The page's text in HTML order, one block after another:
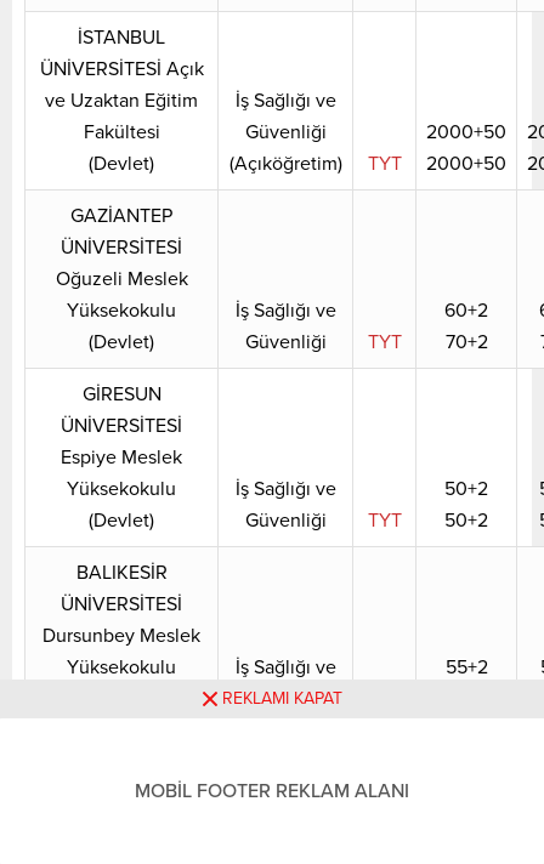
İSTANBUL
ÜNİVERSİTESİ Açık
ve Uzaktan Eğitim
Fakültesi
(Devlet)
İş Sağlığı ve
Güvenliği
(Açıköğretim)
TYT
2000+50
2000+50
GAZİANTEP
ÜNİVERSİTESİ
Oğuzeli Meslek
Yüksekokulu
(Devlet)
İş Sağlığı ve
Güvenliği
TYT
60+2
70+2
GİRESUN
ÜNİVERSİTESİ
Espiye Meslek
Yüksekokulu
(Devlet)
İş Sağlığı ve
Güvenliği
TYT
50+2
50+2
BALIKESİR
ÜNİVERSİTESİ
Dursunbey Meslek
Yüksekokulu
İş Sağlığı ve
Güvenliği
55+2
ÜNİVERSİTESİ Tavas
REKLAMI KAPAT
MOBİL FOOTER REKLAM ALANI